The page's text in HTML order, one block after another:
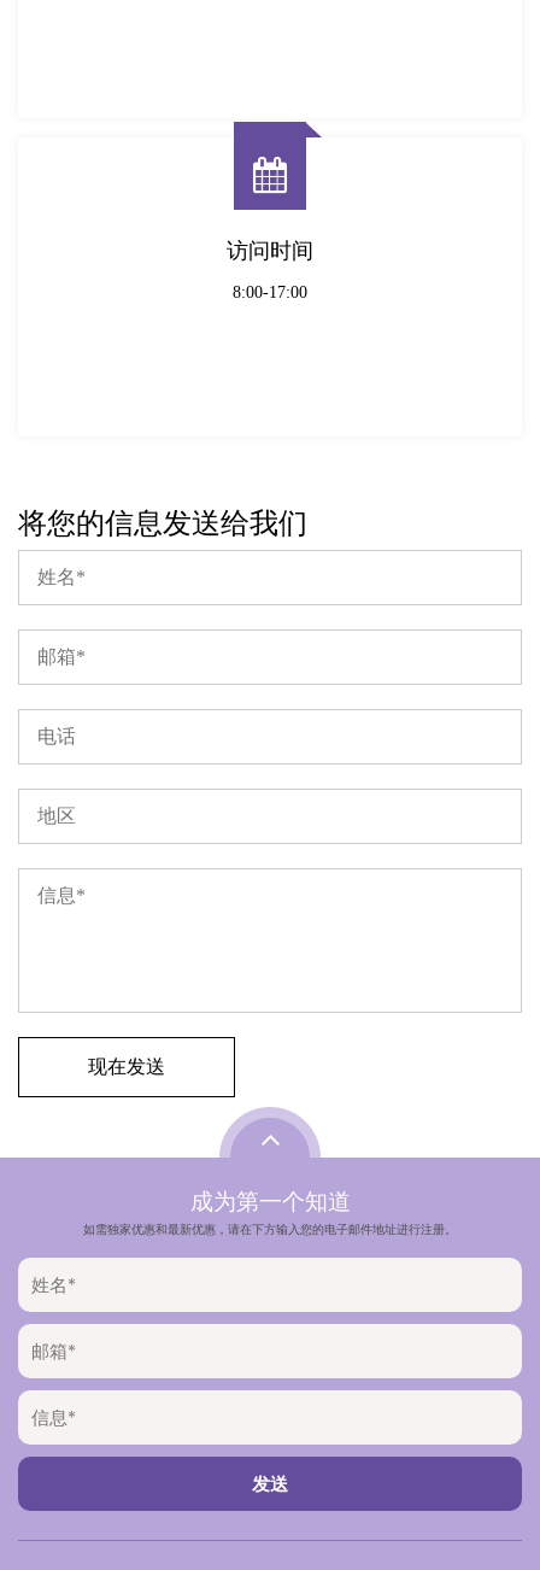
访问时间
8:00-17:00
将您的信息发送给我们
成为第一个知道
如需独家优惠和最新优惠，请在下方输入您的电子邮件地址进行注册。